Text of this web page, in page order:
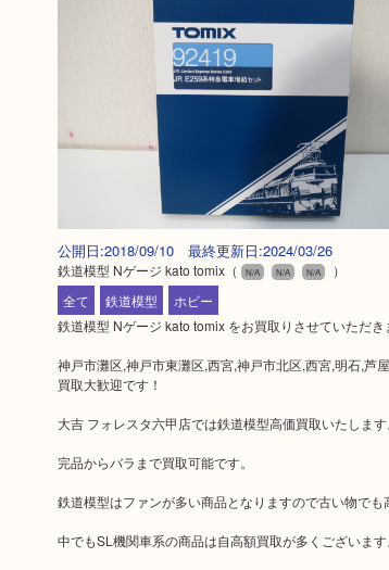
公開日:2018/09/10 最終更新日:2024/03/26
鉄道模型 Nゲージ kato tomix（ N/A N/A N/A
）
全て
鉄道模型
ホビー
鉄道模型 Nゲージ kato tomix をお買取りさせていただき
神戸市灘区,神戸市東灘区,西宮,神戸市北区,西宮,明石,
買取大歓迎です！
大吉 フォレスタ六甲店では鉄道模型高価買取いたします
完品からバラまで買取可能です。
鉄道模型はファンが多い商品となりますので古い物でも
中でもSL機関車系の商品は自高額買取が多くございます